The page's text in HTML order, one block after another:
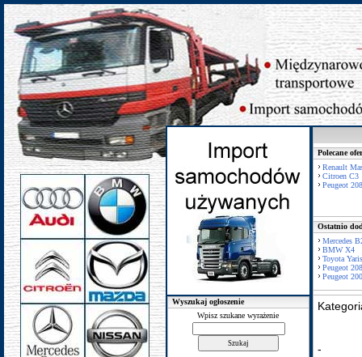
Wyszukaj ogłoszenie
Wpisz szukane wyrażenie
Polecane
Renault
Citroen C3
Peugeot 208
Ostatnio
Mercedes
BMW X4
Toyota Yaris
Peugeot 208
Peugeot
-